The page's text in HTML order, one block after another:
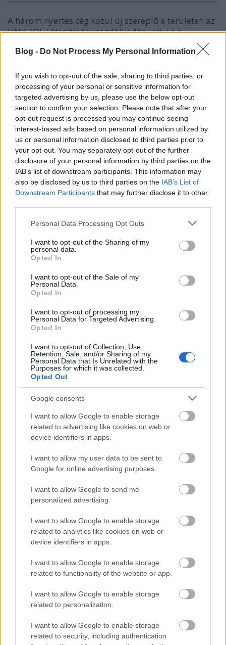
Blog - Do Not Process My Personal Information
If you wish to opt-out of the sale, sharing to third parties, or
processing of your personal or sensitive information for
targeted advertising by us, please use the below opt-out
section to confirm your selection. Please note that after your
opt-out request is processed you may continue seeing
interest-based ads based on personal information utilized by
us or personal information disclosed to third parties prior to
your opt-out. You may separately opt-out of the further
disclosure of your personal information by third parties on the
IAB’s list of downstream participants. This information may
also be disclosed by us to third parties on the IAB’s List of
Downstream Participants that may further disclose it to other
Please note that this website/app uses one or more Google
not limited to your visit or usage behaviour. You may click to
grant or deny consent to Google and its third-party tags to
use your data for below specified purposes in below Google
consent section.
Personal Data Processing Opt Outs
I want to opt-out of the Sharing of my
personal data.
Opted In
I want to opt-out of the Sale of my
Personal Data.
Opted In
I want to opt-out of processing my
Personal Data for Targeted Advertising.
Opted In
I want to opt-out of Collection, Use,
Retention, Sale, and/or Sharing of my
Personal Data that Is Unrelated with the
Purposes for which it was collected.
Opted Out
Google consents
I want to allow Google to enable storage
related to advertising like cookies on web or
device identifiers in apps.
I want to allow my user data to be sent to
Google for online advertising purposes.
I want to allow Google to send me
personalized advertising.
I want to allow Google to enable storage
related to analytics like cookies on web or
device identifiers in apps.
I want to allow Google to enable storage
related to functionality of the website or app.
I want to allow Google to enable storage
related to personalization.
I want to allow Google to enable storage
related to security, including authentication
A három nyertes cég közül új szereplő a területen az
UNISZOL Létesítménygazdálkodási Zrt. Ez a
tulajdonosi körrel rendelkezik, a HUNÉP-ről pedig
város kedvenc építőipari vállalata. A „helyi
Mészáros-csoport”, ha a legegyszerűbben akarnánk
megmagyarázni a helyzetüket.
Mi történt tehát? Egy kis átrendeződés a város egyik
fejősteheneként funkcionáló köztisztaság és
zöldterület-fenntartás területén. Az AKSD kikerült a
pixisből, és új szereplőként bekerült az évi több mint
300 milliós megbízást kapott UNISZOL Zrt.
A megbízások összértékeévi 962 176 704 Ft.
Elvileg tavaly is közel ennyit költöttek
A város tavalyi költségvetését vizsgálva összesen 5
olyan költségsort találunk, melyek leírásuk alapján
Közhasznú zöldterületek fenntartása,
Gépi, kézi úttisztítás, utcai szemétszállítás,
illegális szemétlerakók megszüntetése,
Növényvédelem
Debrecen város közterületein található fák
ápolása, növénytelepítés, fenntartás
Automata öntözőrendszerek üzemeltetése
Ezekre 2019-ben összesen
Elsőre tehát nem is tűnik olyan nagynak az eltérés,
keretösszeget határozott meg a városvezetés a
közbeszerzésben, mint amit tavaly elköltöttek ezekre
Ha azonbanaz ugyanezeken a költségsorokon
lefordulunk a székről, ha nem kapaszkodunk erősen.